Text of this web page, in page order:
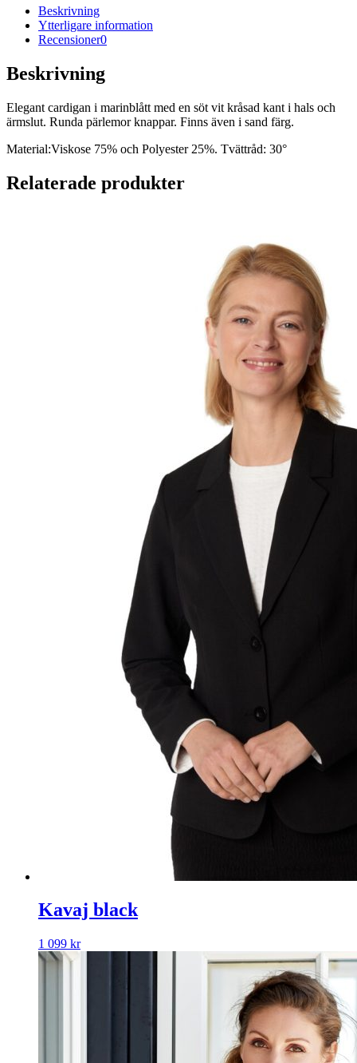
Beskrivning
Ytterligare information
Recensioner0
Beskrivning
Elegant cardigan i marinblått med en söt vit kråsad kant i hals och
ärmslut. Runda pärlemor knappar. Finns även i sand färg.
Material:Viskose 75% och Polyester 25%. Tvättråd: 30°
Relaterade produkter
Kavaj black
1 099 kr